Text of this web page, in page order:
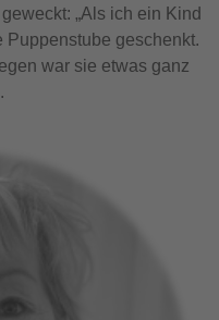
„Als ich ein Kind
Puppenstube geschenkt.
war sie etwas ganz